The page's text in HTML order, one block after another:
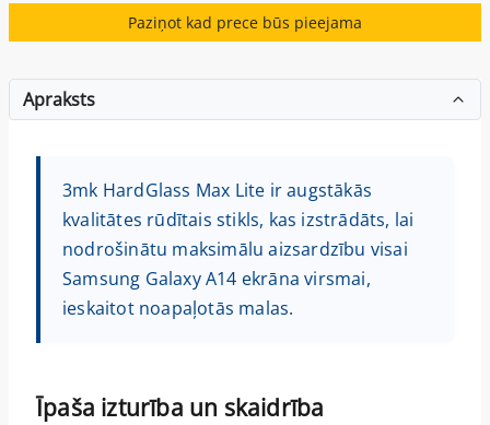
Paziņot kad prece būs pieejama
Apraksts
3mk HardGlass Max Lite ir augstākās
kvalitātes rūdītais stikls, kas izstrādāts, lai
nodrošinātu maksimālu aizsardzību visai
Samsung Galaxy A14 ekrāna virsmai,
ieskaitot noapaļotās malas.
Īpaša izturība un skaidrība